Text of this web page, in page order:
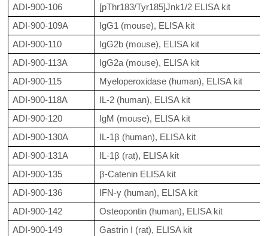
ADI-900-106
[pThr183/Tyr185]Jnk1/2 ELISA kit
ADI-900-109A
IgG1 (mouse), ELISA kit
ADI-900-110
IgG2b (mouse), ELISA kit
ADI-900-113A
IgG2a (mouse), ELISA kit
ADI-900-115
Myeloperoxidase (human), ELISA kit
ADI-900-118A
IL-2 (human), ELISA kit
ADI-900-120
IgM (mouse), ELISA kit
ADI-900-130A
IL-1β (human), ELISA kit
ADI-900-131A
IL-1β (rat), ELISA kit
ADI-900-135
β-Catenin ELISA kit
ADI-900-136
IFN-γ (human), ELISA kit
ADI-900-142
Osteopontin (human), ELISA kit
ADI-900-149
Gastrin I (rat), ELISA kit